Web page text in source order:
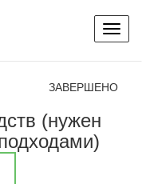
ЗАВЕРШЕНО
(нужен